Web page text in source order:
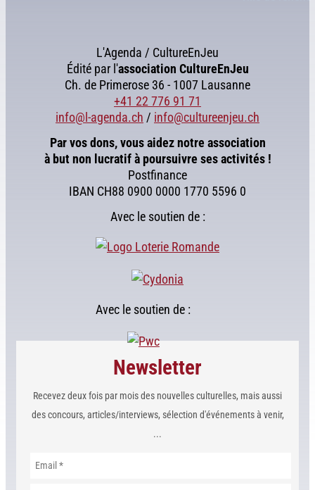
L'Agenda / CultureEnJeu
Édité par l'association CultureEnJeu
Ch. de Primerose 36 - 1007 Lausanne
+41 22 776 91 71
info@l-agenda.ch / info@cultureenjeu.ch
Par vos dons, vous aidez notre association
à but non lucratif à poursuivre ses activités !
Postfinance
IBAN CH88 0900 0000 1770 5596 0
Avec le soutien de :
Avec le soutien de :
Newsletter
Recevez deux fois par mois des nouvelles culturelles, mais aussi
des concours, articles/interviews, sélection d'événements à venir,
...